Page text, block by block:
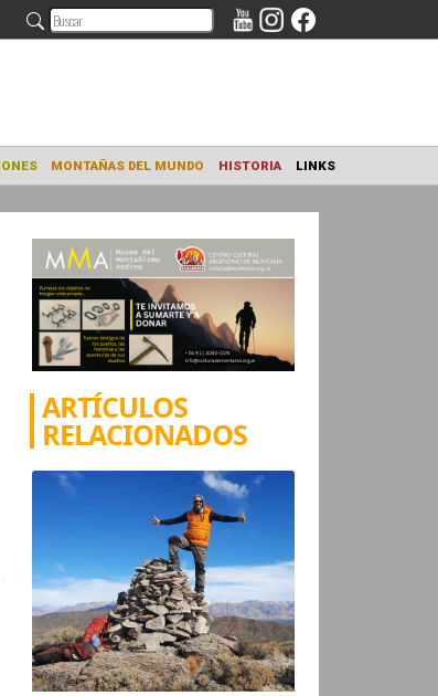
CAPACITACIONES MONTAÑAS DEL MUNDO HISTORIA
ARTÍCULOS
RELACIONADOS